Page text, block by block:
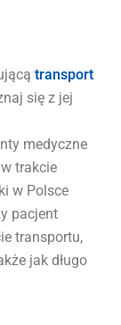
transport
się z jej
medyczne
trakcie
w Polsce
pacjent
transportu,
jak długo